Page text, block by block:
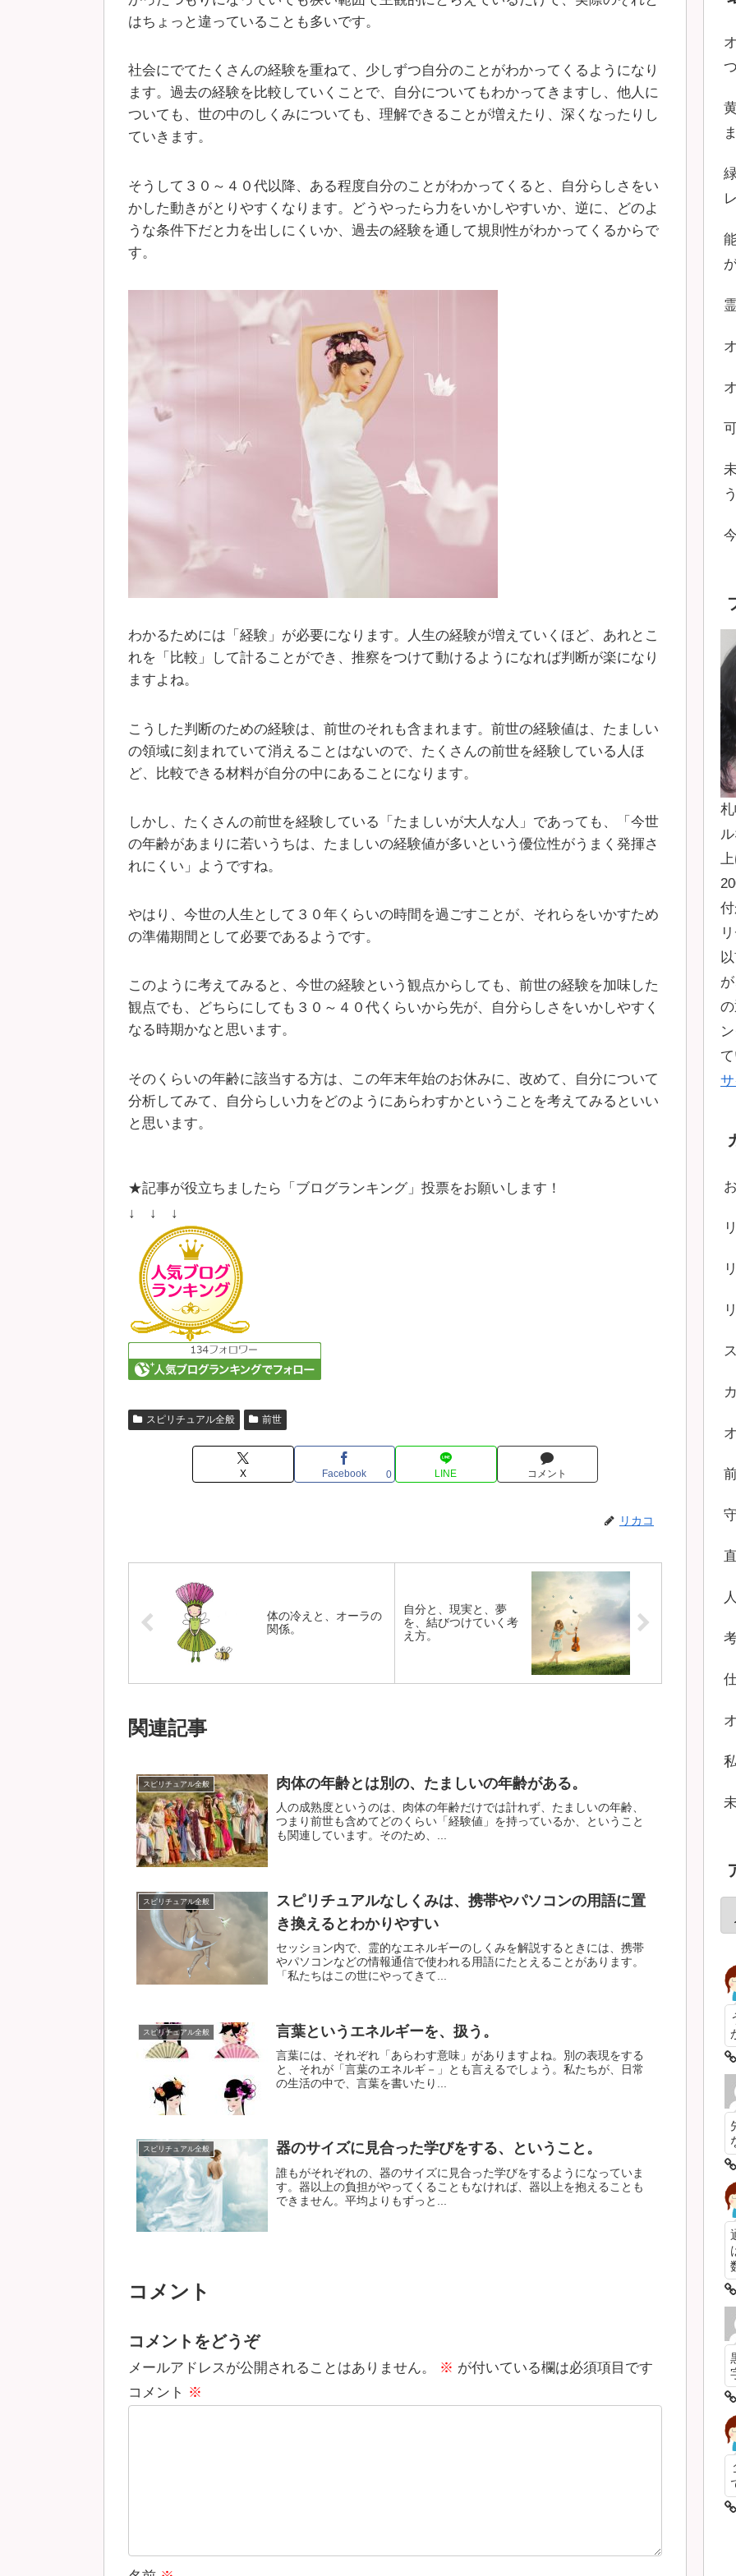
はちょっと違っていることも多いです。
社会にでてたくさんの経験を重ねて、少しずつ自分のことがわかってくるようになり
ます。過去の経験を比較していくことで、自分についてもわかってきますし、他人に
ついても、世の中のしくみについても、理解できることが増えたり、深くなったりし
ていきます。
そうして３０～４０代以降、ある程度自分のことがわかってくると、自分らしさをい
かした動きがとりやすくなります。どうやったら力をいかしやすいか、逆に、どのよ
うな条件下だと力を出しにくいか、過去の経験を通して規則性がわかってくるからで
す。
わかるためには「経験」が必要になります。人生の経験が増えていくほど、あれとこ
れを「比較」して計ることができ、推察をつけて動けるようになれば判断が楽になり
ますよね。
こうした判断のための経験は、前世のそれも含まれます。前世の経験値は、たましい
の領域に刻まれていて消えることはないので、たくさんの前世を経験している人ほ
ど、比較できる材料が自分の中にあることになります。
しかし、たくさんの前世を経験している「たましいが大人な人」であっても、「今世
の年齢があまりに若いうちは、たましいの経験値が多いという優位性がうまく発揮さ
れにくい」ようですね。
やはり、今世の人生として３０年くらいの時間を過ごすことが、それらをいかすため
の準備期間として必要であるようです。
このように考えてみると、今世の経験という観点からしても、前世の経験を加味した
観点でも、どちらにしても３０～４０代くらいから先が、自分らしさをいかしやすく
なる時期かなと思います。
そのくらいの年齢に該当する方は、この年末年始のお休みに、改めて、自分について
分析してみて、自分らしい力をどのようにあらわすかということを考えてみるといい
と思います。
★記事が役立ちましたら「ブログランキング」投票をお願いします！
↓ ↓ ↓
スピリチュアル全般 前世
X Facebook 0 LINE コメント
リカコ
体の冷えと、オーラの
関係。
自分と、現実と、夢
を、結びつけていく考
え方。
関連記事
スピリチュアル全般 肉体の年齢とは別の、たましいの年齢がある。
人の成熟度というのは、肉体の年齢だけでは計れず、たましいの年齢、
つまり前世も含めてどのくらい「経験値」を持っているか、ということ
も関連しています。そのため、...
スピリチュアル全般
スピリチュアルなしくみは、携帯やパソコンの用語に置
き換えるとわかりやすい
セッション内で、霊的なエネルギーのしくみを解説するときには、携帯
やパソコンなどの情報通信で使われる用語にたとえることがあります。
「私たちはこの世にやってきて...
スピリチュアル全般 言葉というエネルギーを、扱う。
言葉には、それぞれ「あらわす意味」がありますよね。別の表現をする
と、それが「言葉のエネルギ－」とも言えるでしょう。私たちが、日常
の生活の中で、言葉を書いたり...
スピリチュアル全般 器のサイズに見合った学びをする、ということ。
誰もがそれぞれの、器のサイズに見合った学びをするようになっていま
す。器以上の負担がやってくることもなければ、器以上を抱えることも
できません。平均よりもずっと...
コメント
コメントをどうぞ
メールアドレスが公開されることはありません。 ※ が付いている欄は必須項目です
コメント ※